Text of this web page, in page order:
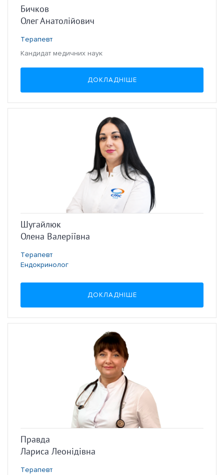
Бичков
Олег Анатолійович
Терапевт
Кандидат медичних наук
ДОКЛАДНІШЕ
Шугайлюк
Олена Валеріївна
Терапевт
Ендокринолог
ДОКЛАДНІШЕ
Правда
Лариса Леонідівна
Терапевт